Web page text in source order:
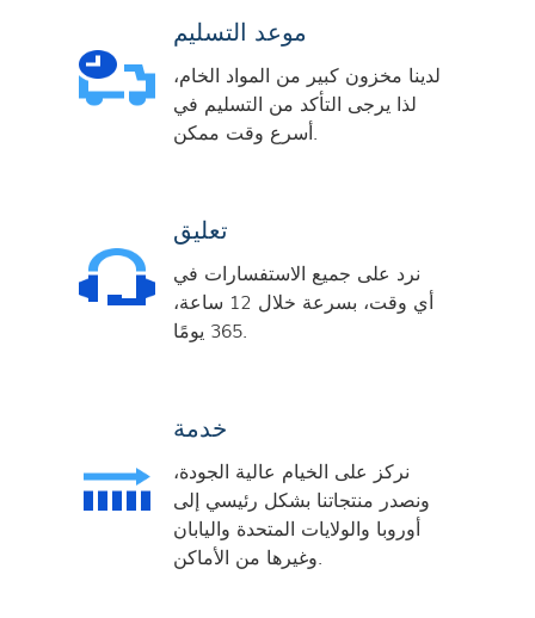
موعد التسليم
لدينا مخزون كبير من المواد الخام،
لذا يرجى التأكد من التسليم في
أسرع وقت ممكن.
تعليق
نرد على جميع الاستفسارات في
أي وقت، بسرعة خلال 12 ساعة،
365 يومًا.
خدمة
نركز على الخيام عالية الجودة،
ونصدر منتجاتنا بشكل رئيسي إلى
أوروبا والولايات المتحدة واليابان
وغيرها من الأماكن.